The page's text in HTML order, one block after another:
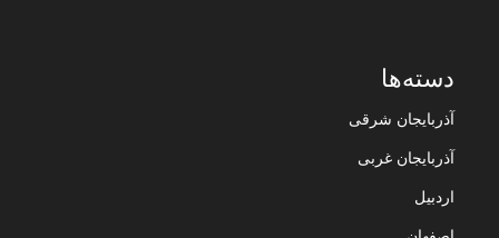
دسته‌ها
آذربایجان شرقی
آذربایجان غربی
اردبیل